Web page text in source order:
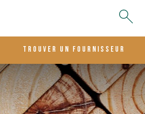
trouver un fournisseur